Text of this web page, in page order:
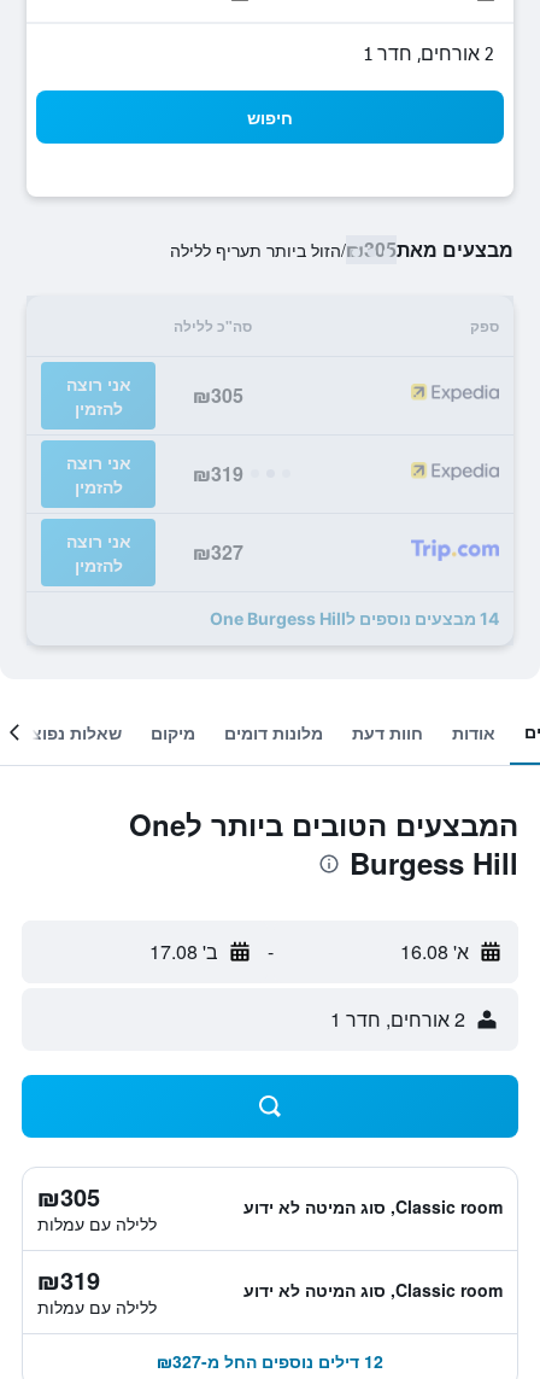
2 אורחים, חדר 1
חיפוש
מבצעים מאת₪305
/הזול ביותר תעריף ללילה
ספק סה"כ ללילה
₪305
אני רוצה
להזמין
₪319
אני רוצה
להזמין
₪327
אני רוצה
להזמין
14 מבצעים נוספים לOne Burgess Hill
אודות חוות דעת מלונות דומים מיקום שאלות נפוצות
המבצעים הטובים ביותר לOne
Burgess Hill
א' 16.08 - ב' 17.08
2 אורחים, חדר 1
Classic room, סוג המיטה לא ידוע ₪305
ללילה עם עמלות
Classic room, סוג המיטה לא ידוע ₪319
ללילה עם עמלות
12 דילים נוספים החל מ-₪327